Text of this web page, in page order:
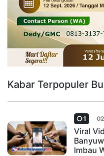
Kabar Terpopuler
1
Viral
Imbau